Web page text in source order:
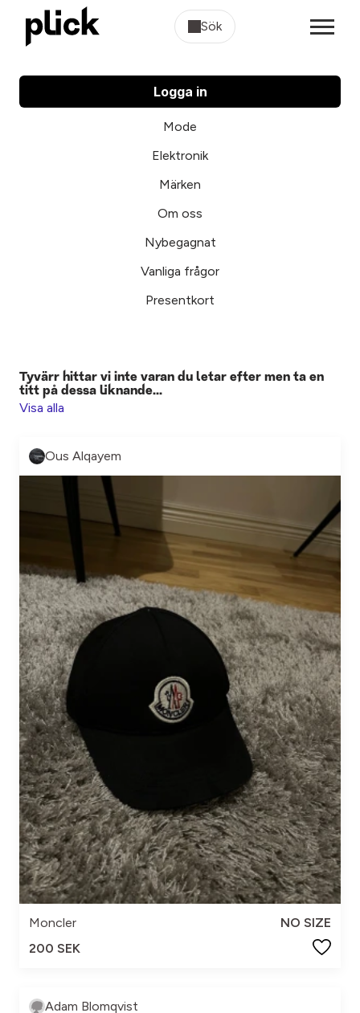
Sök
Logga in
Mode
Elektronik
Märken
Om oss
Nybegagnat
Vanliga frågor
Presentkort
Tyvärr hittar vi inte varan du letar efter men ta en
titt på dessa liknande...
Visa alla
Ous Alqayem
Moncler
NO SIZE
200 SEK
Adam Blomqvist